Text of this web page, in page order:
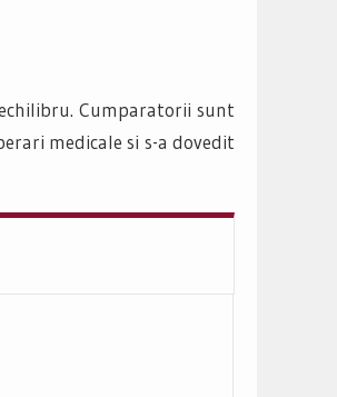
Cumparatorii sunt
medicale si s-a dovedit